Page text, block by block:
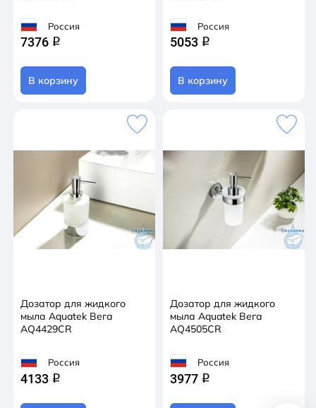
Россия
7376 q
В корзину
Россия
5053 q
В корзину
Дозатор для жидкого
мыла Aquatek Вега
AQ4429CR
Россия
4133 q
Дозатор для жидкого
мыла Aquatek Вега
AQ4505CR
Россия
3977 q